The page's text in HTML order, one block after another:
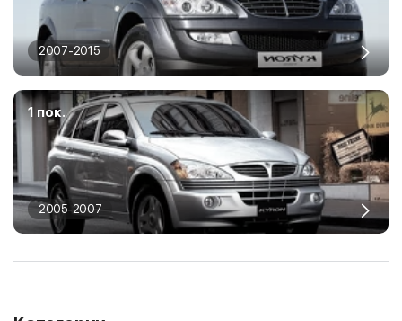
2007-2015
1 пок.
2005-2007